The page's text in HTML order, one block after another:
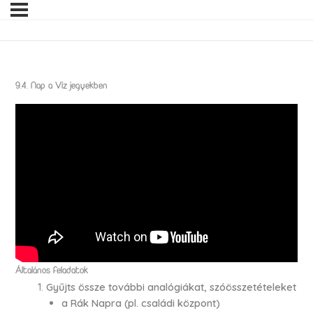
9.4. Nap a Víz jegyekben
Általános feladatok
Gyűjts össze további analógiákat, szóösszetételeket
a Rák Napra (pl. családi központ)